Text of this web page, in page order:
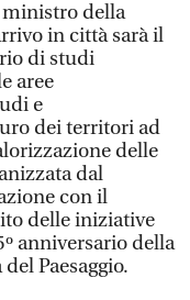
ministro della
in città sarà il
di studi
aree
e
dei territori ad
delle
dal
con il
delle iniziative
anniversario della
Paesaggio.